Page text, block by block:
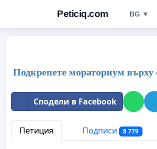
Peticiq.com BG ▼
Подкрепете мораториум
Сподели в Facebook
Петиция Подписи 8 779